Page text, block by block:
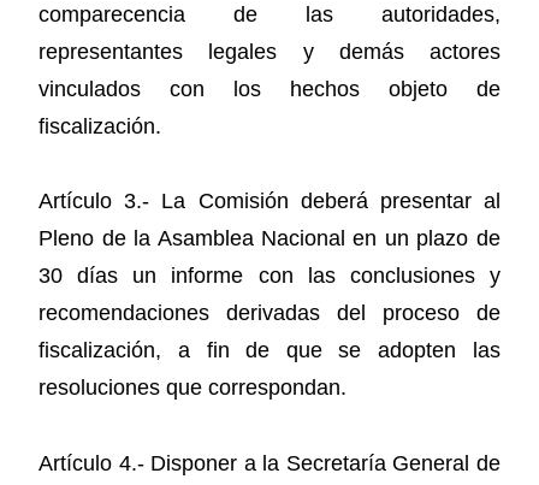
comparecencia de las autoridades,
representantes legales y demás actores
vinculados con los hechos objeto de
fiscalización.
Artículo 3.- La Comisión deberá presentar al
Pleno de la Asamblea Nacional en un plazo de
30 días un informe con las conclusiones y
recomendaciones derivadas del proceso de
fiscalización, a fin de que se adopten las
resoluciones que correspondan.
Artículo 4.- Disponer a la Secretaría General de